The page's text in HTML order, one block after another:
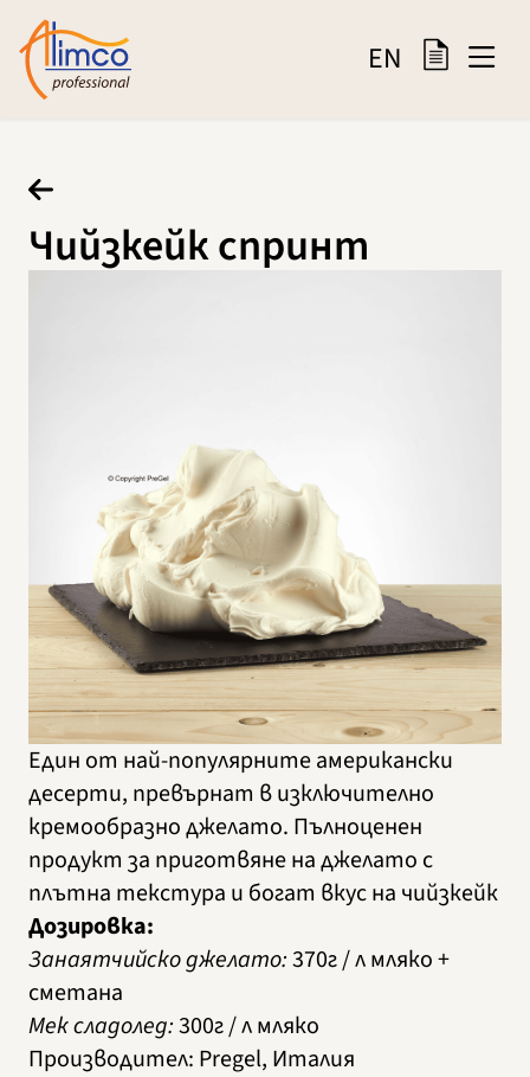
EN
Чийзкейк спринт
Един от най-популярните американски
десерти, превърнат в изключително
кремообразно джелато. Пълноценен
продукт за приготвяне на джелато с
плътна текстура и богат вкус на чийзкейк
Дозировка:
Занаятчийско джелато:370г / л мляко +
сметана
Мек сладолед:300г / л мляко
Производител: Pregel, Италия